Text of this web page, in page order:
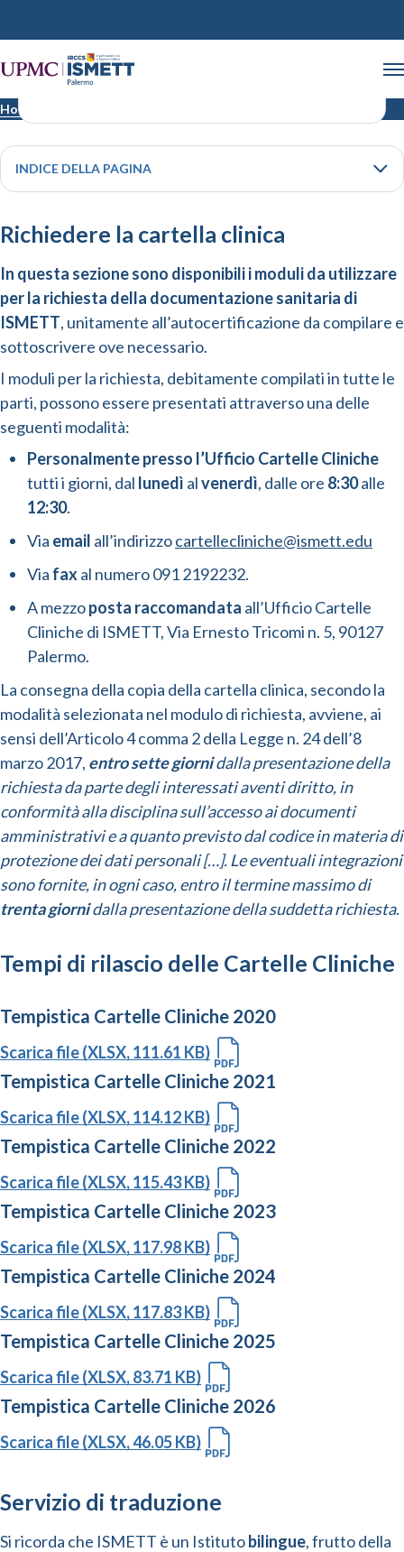
Home
Cartella clinica
INDICE DELLA PAGINA
Richiedere la cartella clinica
In questa sezione sono disponibili i moduli da utilizzare
per la richiesta della documentazione sanitaria di
ISMETT, unitamente all’autocertificazione da compilare e
sottoscrivere ove necessario.
I moduli per la richiesta, debitamente compilati in tutte le
parti, possono essere presentati attraverso una delle
seguenti modalità:
Personalmentepresso l’Ufficio Cartelle Cliniche
tutti i giorni, dal lunedì alvenerdì, dalle ore 8:30alle
12:30.
Via email all’indirizzocartellecliniche@ismett.edu
Via faxal numero 091 2192232.
A mezzoposta raccomandata all’Ufficio Cartelle
Cliniche di ISMETT, Via Ernesto Tricomi n. 5, 90127
Palermo.
La consegna della copia della cartella clinica, secondo la
modalità selezionata nel modulo di richiesta, avviene, ai
sensi dell’Articolo 4 comma 2 della Legge n. 24 dell’8
marzo 2017, entro sette giornidalla presentazione della
richiesta da parte degli interessati aventi diritto, in
conformità alla disciplina sull’accesso ai documenti
amministrativi e a quanto previsto dal codice in materia di
protezione dei dati personali […]. Le eventuali integrazioni
sono fornite, in ogni caso, entro il termine massimo di
trenta giornidalla presentazione della suddetta richiesta.
Tempi di rilascio delle Cartelle Cliniche
Tempistica Cartelle Cliniche 2020
Scarica file (XLSX, 111.61 KB)
Tempistica Cartelle Cliniche 2021
Scarica file (XLSX, 114.12 KB)
Tempistica Cartelle Cliniche 2022
Scarica file (XLSX, 115.43 KB)
Tempistica Cartelle Cliniche 2023
Scarica file (XLSX, 117.98 KB)
Tempistica Cartelle Cliniche 2024
Scarica file (XLSX, 117.83 KB)
Tempistica Cartelle Cliniche 2025
Scarica file (XLSX, 83.71 KB)
Tempistica Cartelle Cliniche 2026
Scarica file (XLSX, 46.05 KB)
Servizio di traduzione
Si ricorda che ISMETT è un Istitutobilingue, frutto della